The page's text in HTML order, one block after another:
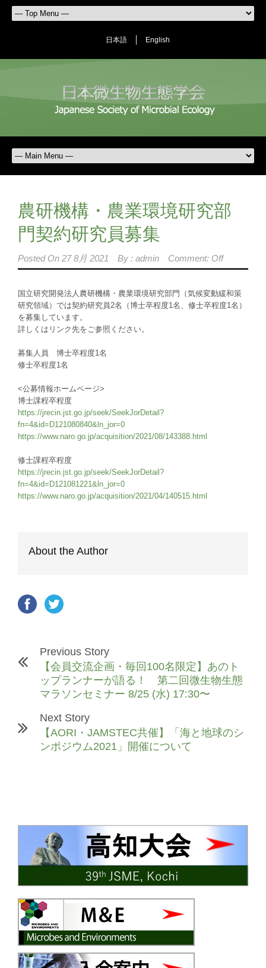
日本語 English
農研機構・農業環境研究部
門契約研究員募集
Posted On 27 8月 2021 By : admin Comment: Off
国立研究開発法人農研機構・農業環境研究部門（気候変動緩和策
研究領域）では契約研究員2名（博士卒程度1名、修士卒程度1名）
を募集しています。
詳しくはリンク先をご参照ください。
募集人員 博士卒程度1名
修士卒程度1名
<公募情報ホームページ>
博士課程卒程度
https://jrecin.jst.go.jp/seek/SeekJorDetail?
fn=4&id=D121080840&ln_jor=0
https://www.naro.go.jp/acquisition/2021/08/143388.html
修士課程卒程度
https://jrecin.jst.go.jp/seek/SeekJorDetail?
fn=4&id=D121081221&ln_jor=0
https://www.naro.go.jp/acquisition/2021/04/140515.html
About the Author
Previous Story
【会員交流企画・毎回100名限定】あのト
ップランナーが語る！ 第二回微生物生態
マラソンセミナー 8/25 (水) 17:30〜
Next Story
【AORI・JAMSTEC共催】「海と地球のシ
ンポジウム2021」開催について